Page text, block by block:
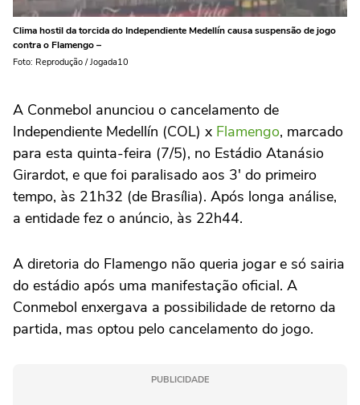
Clima hostil da torcida do Independiente Medellín causa suspensão de jogo
contra o Flamengo –
Foto: Reprodução / Jogada10
A Conmebol anunciou o cancelamento de
Independiente Medellín (COL) x Flamengo, marcado
para esta quinta-feira (7/5), no Estádio Atanásio
Girardot, e que foi paralisado aos 3′ do primeiro
tempo, às 21h32 (de Brasília). Após longa análise,
a entidade fez o anúncio, às 22h44.
A diretoria do Flamengo não queria jogar e só sairia
do estádio após uma manifestação oficial. A
Conmebol enxergava a possibilidade de retorno da
partida, mas optou pelo cancelamento do jogo.
PUBLICIDADE